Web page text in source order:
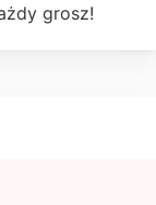
grosz!